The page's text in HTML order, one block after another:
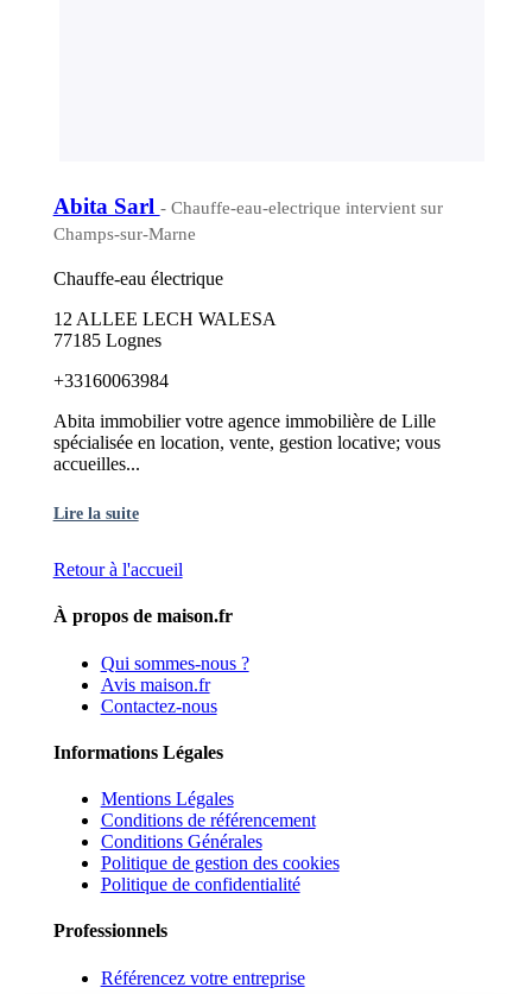
Abita Sarl - Chauffe-eau-electrique intervient sur
Champs-sur-Marne
Chauffe-eau électrique
12 ALLEE LECH WALESA
77185 Lognes
+33160063984
Abita immobilier votre agence immobilière de Lille
spécialisée en location, vente, gestion locative; vous
accueilles...
Lire la suite
Retour à l'accueil
À propos de maison.fr
Qui sommes-nous ?
Avis maison.fr
Contactez-nous
Informations Légales
Mentions Légales
Conditions de référencement
Conditions Générales
Politique de gestion des cookies
Politique de confidentialité
Professionnels
Référencez votre entreprise